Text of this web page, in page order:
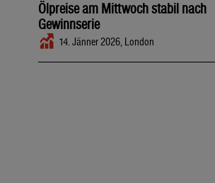
Ölpreise am Mittwoch stabil nach
Gewinnserie
14. Jänner 2026, London